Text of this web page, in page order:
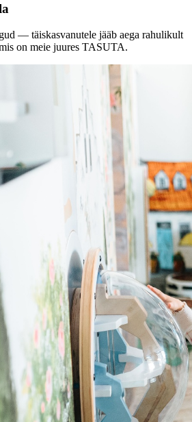
— täiskasvanutele jääb aega rahulikult
on meie juures TASUTA.